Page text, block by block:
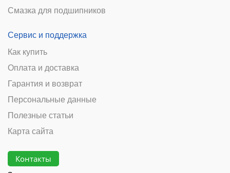
Смазка для подшипников
Сервис и поддержка
Как купить
Оплата и доставка
Гарантия и возврат
Персональные данные
Полезные статьи
Карта сайта
Контакты